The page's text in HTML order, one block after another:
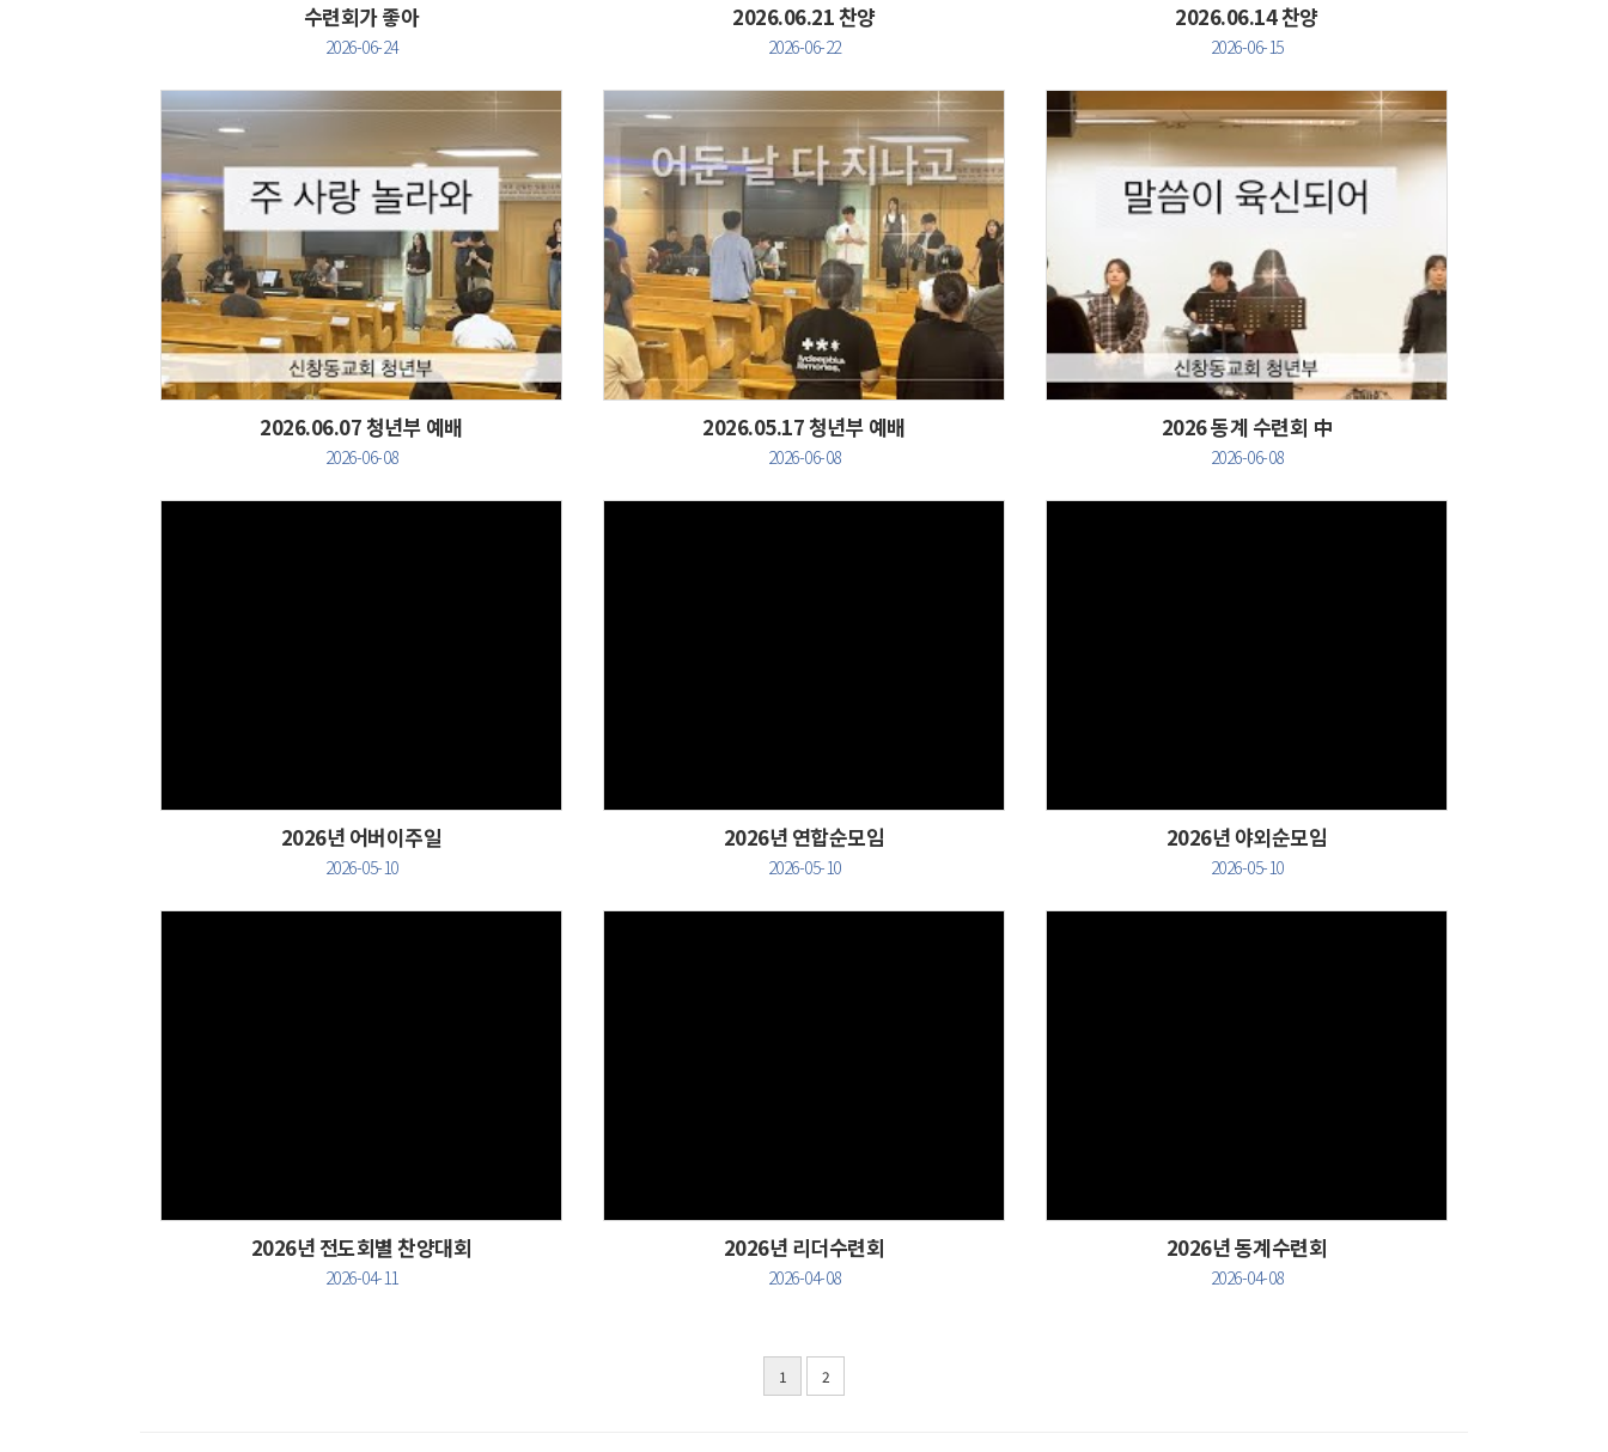
수련회가 좋아
2026-06-24
2026.06.21 찬양
2026-06-22
2026.06.14 찬양
2026-06-15
Views
2026.06.07 청년부 예배
2026-06-08
Views
2026.05.17 청년부 예배
2026-06-08
Views
2026 동계 수련회 中
2026-06-08
2026년 어버이주일
2026-05-10
2026년 연합순모임
2026-05-10
2026년 야외순모임
2026-05-10
2026년 전도회별 찬양대회
2026-04-11
2026년 리더수련회
2026-04-08
2026년 동계수련회
2026-04-08
1 2